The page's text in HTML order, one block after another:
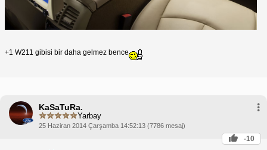
+1 W211 gibisi bir daha gelmez bence
KaSaTuRa.
Yarbay
25 Haziran 2014 Çarşamba 14:52:13 (7786 mesaj)
-10